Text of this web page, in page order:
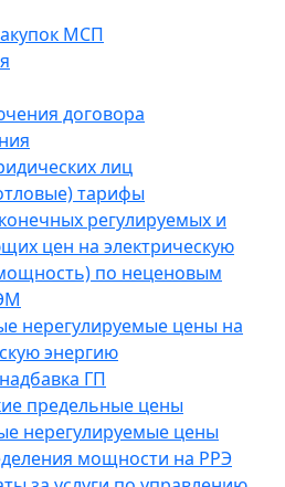
МСП
договора
лиц
тарифы
регулируемых и
цен на электрическую
по неценовым
нерегулируемые цены на
энергию
ГП
предельные цены
нерегулируемые цены
мощности на РРЭ